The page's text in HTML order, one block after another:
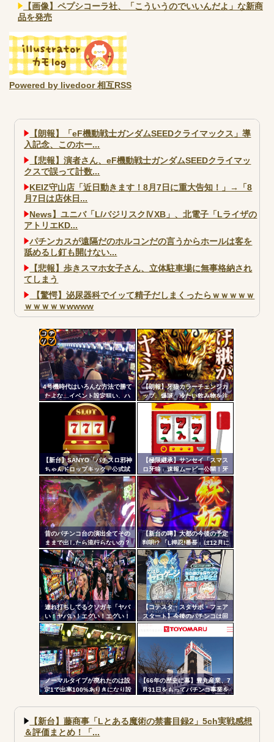
【画像】ペプシコーラ社、「こういうのでいいんだよ」な新商
品を発売
Powered by livedoor 相互RSS
【朗報】「eF機動戦士ガンダムSEEDクライマックス」導
入記念、このホー...
【悲報】演者さん、eF機動戦士ガンダムSEEDクライマッ
クスで誤って計数...
KEIZ守山店「近日動きます！8月7日に重大告知！」→「8
月7日は店休日...
News】ユニバ「L/バジリスクⅣXB」、北電子「Lライザの
アトリエKD...
パチンカスが遠隔だのホルコンだの言うからホールは客を
舐めるし釘も開けない...
【悲報】歩きスマホ女子さん、立体駐車場に無事格納され
てしまう
【驚愕】泌尿器科でイッて精子だしまくったらｗｗｗｗｗ
ｗｗｗｗｗwwww
パチンコで人気のないキャラを青色担当にするのやめろや
ワイ、パチンコ屋店員の目の前で会員カードを握り潰し
「今までありがとう」と...
無職のパチンコカス(22)なんやが、ワイの人生どれくらい
ヤバいか教えて？...
AngelBeats!とかいうクソアニメの思い出ｗｗｗ
Powered by livedoor 相互RSS
4号機時代はいろんな方法で勝て
たよな…イベント設定狙い、ハ
イエナ、超技術介入機、新装狙
い…
【朗報】牙狼カラーチェンジカ
ップ、爆誕 冷たい飲み物を注
ぐと背景が浮かび上がる
【新台】SANYO「パチスロ邪神
ちゃんドロップキック」公式試
打動画公開！演出の作り込みい
いなｗｗｗ
【極限継承】サンセイ「スマス
ロ牙狼」速報ムービー公開！牙
狼の名に恥じぬ出玉性能がパチ
ンコからスロットへ
昔のパチンコ台の演出全てその
ままで出したら流行らないの？
【新台の噂】大都の今後の予定
判明!? 「L押忍!番長」は12月に
登場か
連れ打ちしてるクソガキ「ヤバ
い！ヤバい！エグい！エグい！
アツい！アツい！」←語彙力無
さすぎだろｗｗｗ
【コテスタ・スタサポ・フェア
スタート】今後のパチンコは回
数固定系必須でいいよな。そし
て釘は完全に廃止するべき
ノーマルタイプが廃れたのは設
定1で出率100%ありきになり設
【66年の歴史に幕】豊丸産業、7
月31日をもってパチンコ事業を
楽部マやウィッチブレイド…た
くさんの名機をありがとう
コテ
リン
- 固
更新
ツー
ル
【新台】藤商事「Lとある魔術の禁書目録2」5ch実戦感想
＆評価まとめ！「...